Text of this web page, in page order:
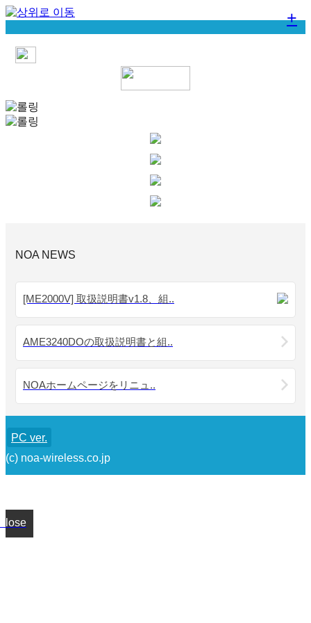
NOA NEWS
[ME2000V] 取扱説明書v1.8、組..
AME3240DOの取扱説明書と組..
NOAホームページをリニュ..
+
PC ver.
(c) noa-wireless.co.jp